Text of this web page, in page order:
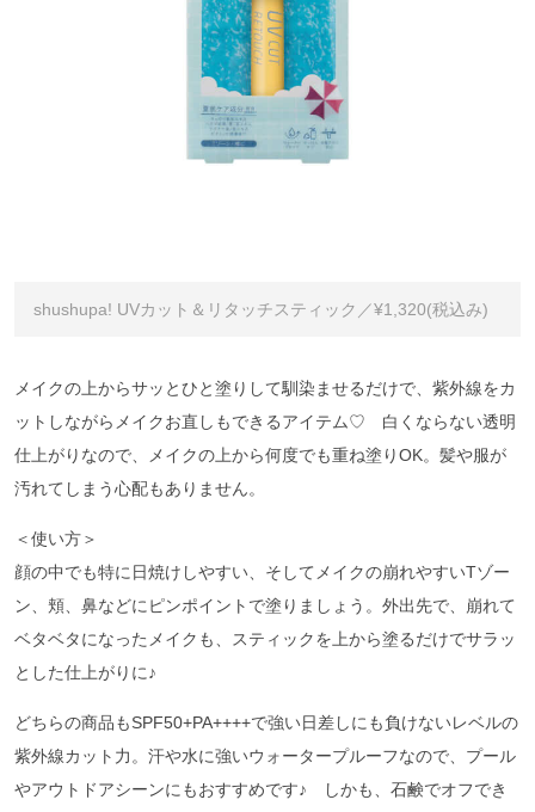
shushupa! UVカット＆リタッチスティック／¥1,320(税込み)
メイクの上からサッとひと塗りして馴染ませるだけで、紫外線をカ
ットしながらメイクお直しもできるアイテム♡ 白くならない透明
仕上がりなので、メイクの上から何度でも重ね塗りOK。髪や服が
汚れてしまう心配もありません。
＜使い方＞
顔の中でも特に日焼けしやすい、そしてメイクの崩れやすいTゾー
ン、頬、鼻などにピンポイントで塗りましょう。外出先で、崩れて
ベタベタになったメイクも、スティックを上から塗るだけでサラッ
とした仕上がりに♪
どちらの商品もSPF50+PA++++で強い日差しにも負けないレベルの
紫外線カット力。汗や水に強いウォータープルーフなので、プール
やアウトドアシーンにもおすすめです♪ しかも、石鹸でオフでき